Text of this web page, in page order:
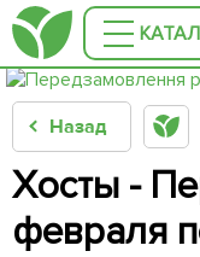
Назад
Хосты -
февраля